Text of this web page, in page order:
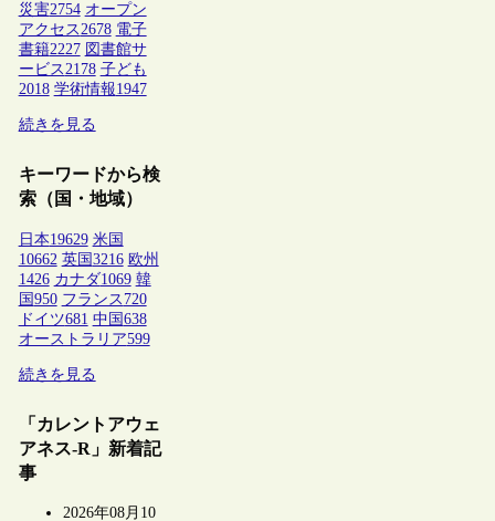
災害2754 オープン
アクセス2678 電子
書籍2227 図書館サ
ービス2178 子ども
2018 学術情報1947
続きを見る
キーワードから検
索（国・地域）
日本19629 米国
10662 英国 3216 欧州
1426 カナダ1069 韓
国 950 フランス 720
ドイツ681 中国 638
オーストラリア599
続きを見る
「カレントアウェ
アネス-R」新着記
事
2026年08月10